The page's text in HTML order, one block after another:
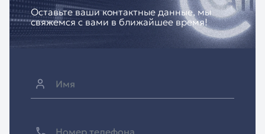
Оставьте ваши контактные данные, мы
свяжемся с вами в ближайшее время!